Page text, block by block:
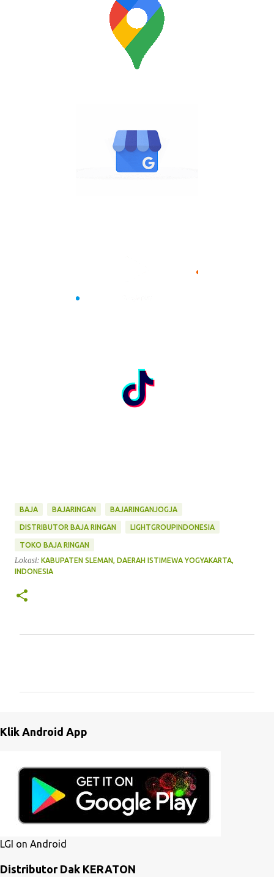
BAJA BAJARINGAN BAJARINGANJOGJA
DISTRIBUTOR BAJA RINGAN LIGHTGROUPINDONESIA
TOKO BAJA RINGAN
Lokasi: KABUPATEN SLEMAN, DAERAH ISTIMEWA YOGYAKARTA,
INDONESIA
t
r
Klik Android App
LGI on Android
Distributor Dak KERATON